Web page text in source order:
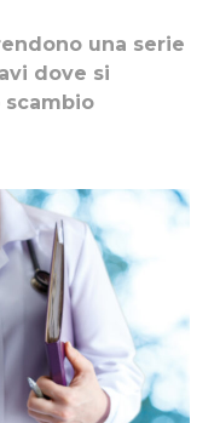
una serie
dove si
scambio